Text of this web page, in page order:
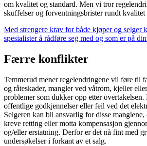
om kvalitet og standard. Men vi tror
skuffelser og forventningsbrister rundt kvalitet
Med strengere krav for både kjøper og selger
spesialister å rådføre seg med og som er på
Færre konflikter
Temmerud mener regelendringene vil føre til
og råteskader, mangler ved våtrom, kjeller
problemer som dukker opp etter
offentlige godkjennelser eller feil ved det
Selgeren kan bli ansvarlig for disse
kreve retting eller motta kompensasjon
og/eller erstatning. Derfor er det nå fint med
undersøkelser i forkant av et salg.